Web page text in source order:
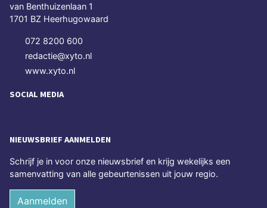
van Benthuizenlaan 1
1701 BZ Heerhugowaard
072 8200 600
redactie@xyto.nl
www.xyto.nl
SOCIAL MEDIA
NIEUWSBRIEF AANMELDEN
Schrijf je in voor onze nieuwsbrief en krijg wekelijks een
samenvatting van alle gebeurtenissen uit jouw regio.
Aanmelden